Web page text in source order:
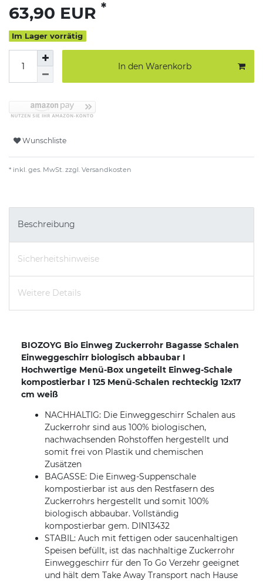
63,90 EUR *
Im Lager vorrätig
In den Warenkorb
Wunschliste
* inkl. ges. MwSt. zzgl. Versandkosten
Beschreibung
Sicherheitshinweise
Weitere Details
BIOZOYG Bio Einweg Zuckerrohr Bagasse Schalen
Einweggeschirr biologisch abbaubar I
Hochwertige Menü-Box ungeteilt Einweg-Schale
kompostierbar I 125 Menü-Schalen rechteckig 12x17
cm weiß
NACHHALTIG: Die Einweggeschirr Schalen aus
Zuckerrohr sind aus 100% biologischen,
nachwachsenden Rohstoffen hergestellt und
somit frei von Plastik und chemischen
Zusätzen
BAGASSE: Die Einweg-Suppenschale
kompostierbar ist aus den Restfasern des
Zuckerrohrs hergestellt und somit 100%
biologisch abbaubar. Vollständig
kompostierbar gem. DIN13432
STABIL: Auch mit fettigen oder saucenhaltigen
Speisen befüllt, ist das nachhaltige Zuckerrohr
Einweggeschirr für den To Go Verzehr geeignet
und hält dem Take Away Transport nach Hause